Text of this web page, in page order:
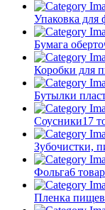
Упаковка для
Бумага
Коробки для
Бутылки
Соусники17
Зубочистки,
Фольга6
Пленка